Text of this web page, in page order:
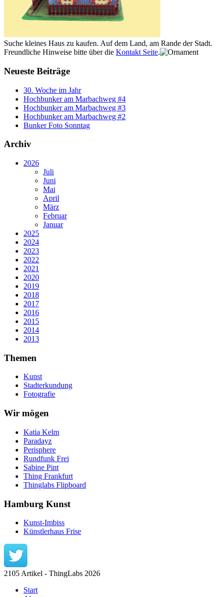
Suche kleines Haus zu kaufen. Auf dem Land, am Rande der Stadt.
Freundliche Hinweise bitte über die Kontakt Seite.
Neueste Beiträge
30. Woche im Jahr
Hochbunker am Marbachweg #4
Hochbunker am Marbachweg #3
Hochbunker am Marbachweg #2
Bunker Foto Sonntag
Archiv
2026
Juli
Juni
Mai
April
März
Februar
Januar
2025
2024
2023
2022
2021
2020
2019
2018
2017
2016
2015
2014
2013
Themen
Kunst
Stadterkundung
Fotografie
Wir mögen
Katia Kelm
Paradayz
Perisphere
Rundfunk Frei
Sabine Pint
Thing Frankfurt
Thinglabs Flipboard
Hamburg Kunst
Kunst-Imbiss
Künstlerhaus Frise
2105 Artikel - ThingLabs 2026
Start